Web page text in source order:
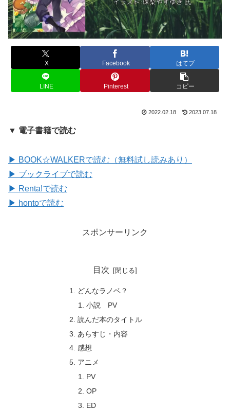
X Facebook はてブ
LINE Pinterest コピー
2022.02.18 2023.07.18
▼ 電子書籍で読む
▶ BOOK☆WALKERで読む（無料試し読みあり）
▶ ブックライブで読む
▶ Renta!で読む
▶ hontoで読む
スポンサーリンク
目次
どんなラノベ？
小説 PV
読んだ本のタイトル
あらすじ・内容
感想
アニメ
PV
OP
ED